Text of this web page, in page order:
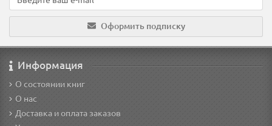
Оформить подписку
Информация
О состоянии книг
О нас
Доставка и оплата заказов